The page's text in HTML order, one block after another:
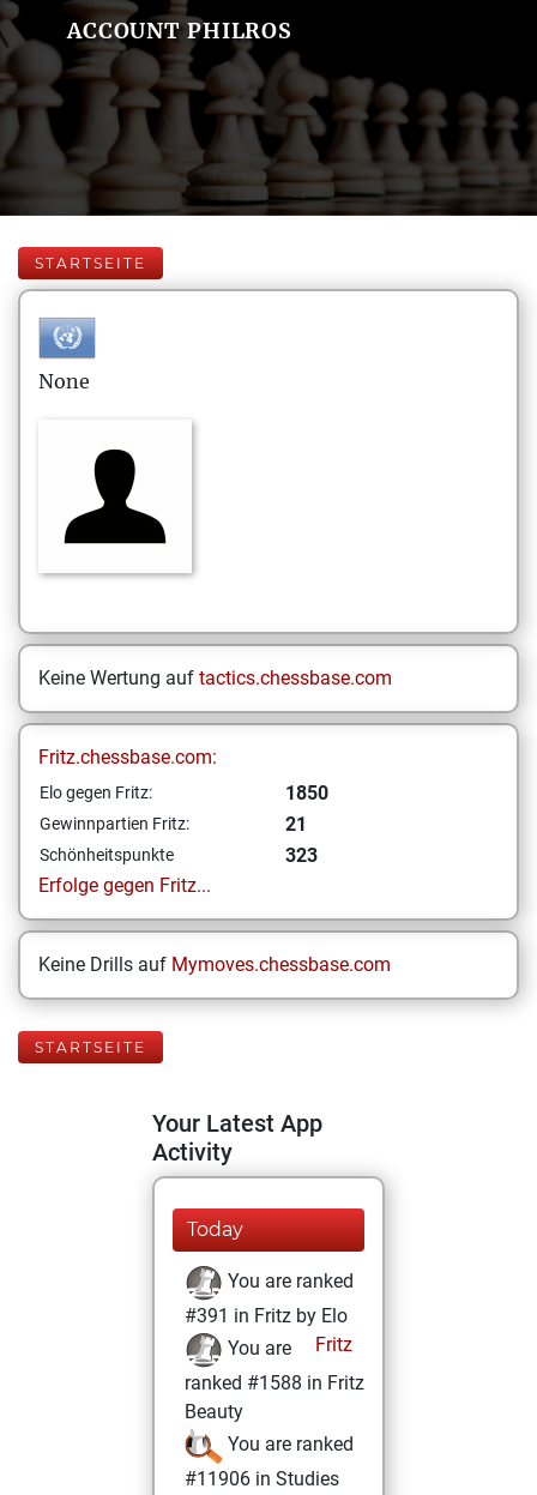
ACCOUNT PHILROS
STARTSEITE
None
Keine Wertung auf tactics.chessbase.com
Fritz.chessbase.com:
Elo gegen Fritz: 1850
Gewinnpartien Fritz: 21
Schönheitspunkte
323
Erfolge gegen Fritz...
Keine Drills auf Mymoves.chessbase.com
STARTSEITE
Your Latest App
Activity
Today
You are ranked
#391 in Fritz by Elo
Fritz
You are
ranked #1588 in Fritz
Beauty
You are ranked
#11906 in Studies